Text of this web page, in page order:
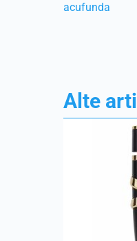
acufunda
Alte